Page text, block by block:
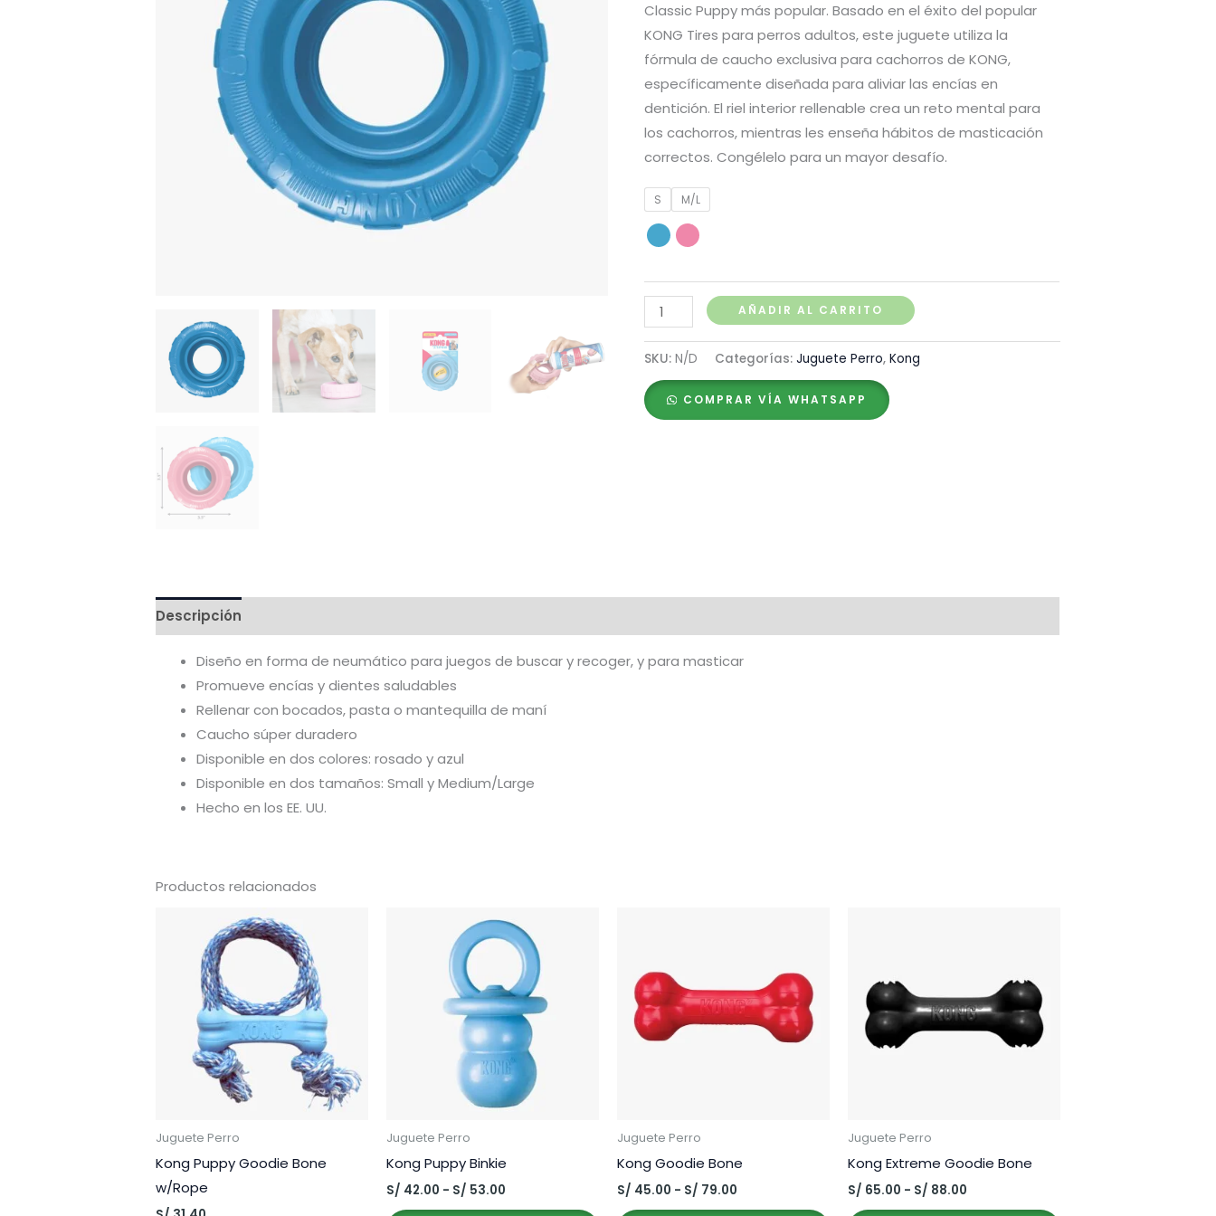
precios:
desde
S/ 60.00
hasta
S/ 75.00
Classic Puppy más popular. Basado en el éxito del popular
KONG Tires para perros adultos, este juguete utiliza la
fórmula de caucho exclusiva para cachorros de KONG,
específicamente diseñada para aliviar las encías en
dentición. El riel interior rellenable crea un reto mental para
los cachorros, mientras les enseña hábitos de masticación
correctos. Congélelo para un mayor desafío.
S M/L
Kong
Puppy
Tires
cantidad
AÑADIR AL CARRITO
SKU: N/D Categorías: Juguete Perro, Kong
COMPRAR VÍA WHATSAPP
Descripción
Diseño en forma de neumático para juegos de buscar y recoger, y para masticar
Promueve encías y dientes saludables
Rellenar con bocados, pasta o mantequilla de maní
Caucho súper duradero
Disponible en dos colores: rosado y azul
Disponible en dos tamaños: Small y Medium/Large
Hecho en los EE. UU.
Productos relacionados
Juguete Perro
Kong Puppy Goodie Bone
w/Rope
Juguete Perro
Kong Puppy Binkie
S/ 42.00 - S/ 53.00
Juguete Perro
Kong Goodie Bone
S/ 45.00 - S/ 79.00Rango
Juguete Perro
Kong Extreme Goodie Bone
S/ 65.00 - S/ 88.00Rango